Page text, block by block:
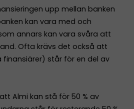
upp mellan banken
kan vara med och
annars kan vara svåra att
Ofta krävs det också att
finansiärer) står för en del av
Almi kan stå för 50 % av